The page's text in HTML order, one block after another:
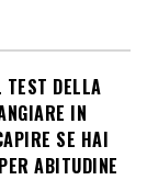
DELLA
IN
SE HAI
ABITUDINE